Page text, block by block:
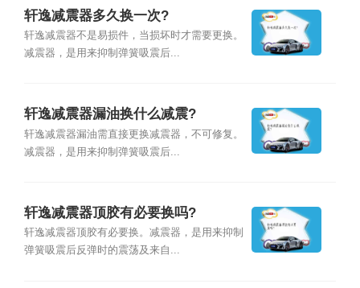
轩逸减震器多久换一次?
轩逸减震器不是易损件，当损坏时才需要更换。
减震器，是用来抑制弹簧吸震后...
轩逸减震器漏油换什么减震?
轩逸减震器漏油需直接更换减震器，不可修复。
减震器，是用来抑制弹簧吸震后...
轩逸减震器顶胶有必要换吗?
轩逸减震器顶胶有必要换。减震器，是用来抑制
弹簧吸震后反弹时的震荡及来自...